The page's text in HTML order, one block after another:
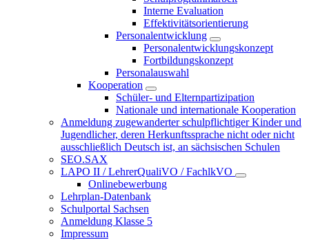
Interne Evaluation
Effektivitätsorientierung
Personalentwicklung
Personalentwicklungskonzept
Fortbildungskonzept
Personalauswahl
Kooperation
Schüler- und Elternpartizipation
Nationale und internationale Kooperation
Anmeldung zugewanderter schulpflichtiger Kinder und
Jugendlicher, deren Herkunftssprache nicht oder nicht
ausschließlich Deutsch ist, an sächsischen Schulen
SEO.SAX
LAPO II / LehrerQualiVO / FachlkVO
Onlinebewerbung
Lehrplan-Datenbank
Schulportal Sachsen
Anmeldung Klasse 5
Impressum